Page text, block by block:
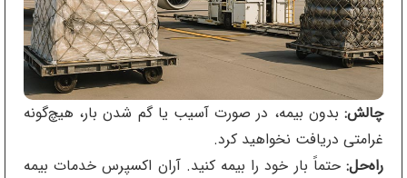
چالش: بدون بیمه، در صورت آسیب یا گم شدن بار، هیچ‌گونه
غرامتی دریافت نخواهید کرد.
راه‌حل: حتماً بار خود را بیمه کنید. آران اکسپرس خدمات بیمه